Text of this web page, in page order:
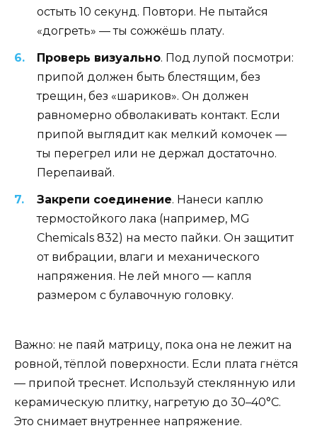
остыть 10 секунд. Повтори. Не пытайся
«догреть» — ты сожжёшь плату.
Проверь визуально. Под лупой посмотри:
припой должен быть блестящим, без
трещин, без «шариков». Он должен
равномерно обволакивать контакт. Если
припой выглядит как мелкий комочек —
ты перегрел или не держал достаточно.
Перепаивай.
Закрепи соединение. Нанеси каплю
термостойкого лака (например, MG
Chemicals 832) на место пайки. Он защитит
от вибрации, влаги и механического
напряжения. Не лей много — капля
размером с булавочную головку.
Важно: не паяй матрицу, пока она не лежит на
ровной, тёплой поверхности. Если плата гнётся
— припой треснет. Используй стеклянную или
керамическую плитку, нагретую до 30–40°C.
Это снимает внутреннее напряжение.